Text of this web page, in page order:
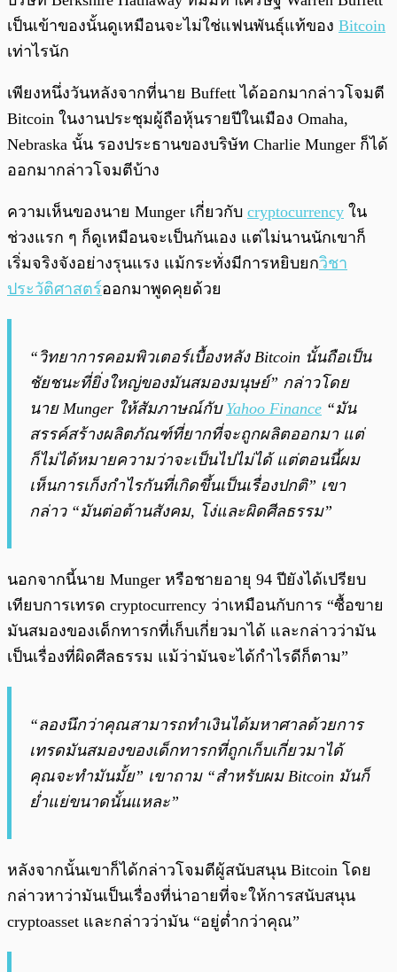
เป็นเข้าของนั้นดูเหมือนจะไม่ใช่แฟนพันธุ์แท้ของ Bitcoin
เท่าไรนัก
เพียงหนึ่งวันหลังจากที่นาย Buffett ได้ออกมากล่าวโจมตี
Bitcoin ในงานประชุมผู้ถือหุ้นรายปีในเมือง Omaha,
Nebraska นั้น รองประธานของบริษัท Charlie Munger ก็ได้
ออกมากล่าวโจมตีบ้าง
ความเห็นของนาย Munger เกี่ยวกับ cryptocurrency ใน
ช่วงแรก ๆ ก็ดูเหมือนจะเป็นกันเอง แต่ไม่นานนักเขาก็
เริ่มจริงจังอย่างรุนแรง แม้กระทั่งมีการหยิบยกวิชา
ประวัติศาสตร์ออกมาพูดคุยด้วย
“วิทยาการคอมพิวเตอร์เบื้องหลัง Bitcoin นั้นถือเป็น
ชัยชนะที่ยิ่งใหญ่ของมันสมองมนุษย์” กล่าวโดย
นาย Munger ให้สัมภาษณ์กับ Yahoo Finance “มัน
สรรค์สร้างผลิตภัณฑ์ที่ยากที่จะถูกผลิตออกมา แต่
ก็ไม่ได้หมายความว่าจะเป็นไปไม่ได้ แต่ตอนนี้ผม
เห็นการเก็งกำไรกันที่เกิดขึ้นเป็นเรื่องปกติ” เขา
กล่าว “มันต่อต้านสังคม, โง่และผิดศีลธรรม”
นอกจากนี้นาย Munger หรือชายอายุ 94 ปียังได้เปรียบ
เทียบการเทรด cryptocurrency ว่าเหมือนกับการ “ซื้อขาย
มันสมองของเด็กทารกที่เก็บเกี่ยวมาได้ และกล่าวว่ามัน
เป็นเรื่องที่ผิดศีลธรรม แม้ว่ามันจะได้กำไรดีก็ตาม”
“ลองนึกว่าคุณสามารถทำเงินได้มหาศาลด้วยการ
เทรดมันสมองของเด็กทารกที่ถูกเก็บเกี่ยวมาได้
คุณจะทำมันมั้ย” เขาถาม “สำหรับผม Bitcoin มันก็
ย่ำแย่ขนาดนั้นแหละ”
หลังจากนั้นเขาก็ได้กล่าวโจมตีผู้สนับสนุน Bitcoin โดย
กล่าวหาว่ามันเป็นเรื่องที่น่าอายที่จะให้การสนับสนุน
cryptoasset และกล่าวว่ามัน “อยู่ต่ำกว่าคุณ”